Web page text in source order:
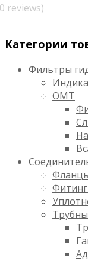
reviews)
Категории
Фильтры
OMT